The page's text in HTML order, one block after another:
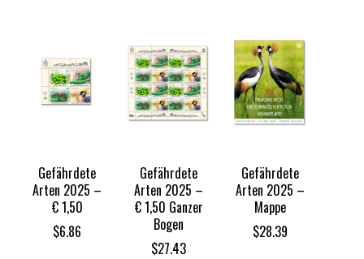
Gefährdete
Arten 2025 –
€ 1,50
$6.86
Gefährdete
Arten 2025 –
€ 1,50 Ganzer
Bogen
$27.43
Gefährdete
Arten 2025 –
Mappe
$28.39